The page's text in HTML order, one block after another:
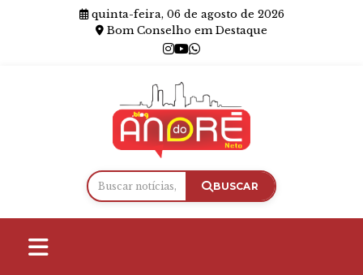
quinta-feira, 06 de agosto de 2026
Bom Conselho em Destaque
BUSCAR